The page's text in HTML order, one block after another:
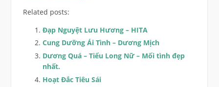
Related posts:
Đạp Nguyệt Lưu Hương – HITA
Cung Dưỡng Ái Tình – Dương Mịch
Dương Quá – Tiểu Long Nữ – Mối tình đẹp
nhất.
Hoạt Đắc Tiêu Sái